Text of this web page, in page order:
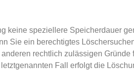
keine speziellere Speicherdauer
Sie ein berechtigtes
rechtlich zulässigen
Fall erfolgt die